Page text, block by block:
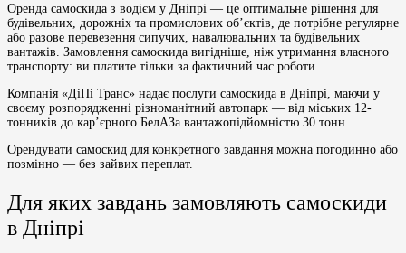
Оренда самоскида з водієм у Дніпрі — це оптимальне рішення для
будівельних, дорожніх та промислових об’єктів, де потрібне регулярне
або разове перевезення сипучих, навалювальних та будівельних
вантажів. Замовлення самоскида вигідніше, ніж утримання власного
транспорту: ви платите тільки за фактичний час роботи.
Компанія «ДіПі Транс» надає послуги самоскида в Дніпрі, маючи у
своєму розпорядженні різноманітний автопарк — від міських 12-
тонників до кар’єрного БелАЗа вантажопідйомністю 30 тонн.
Орендувати самоскид для конкретного завдання можна погодинно або
позмінно — без зайвих переплат.
Для яких завдань замовляють самоскиди
в Дніпрі